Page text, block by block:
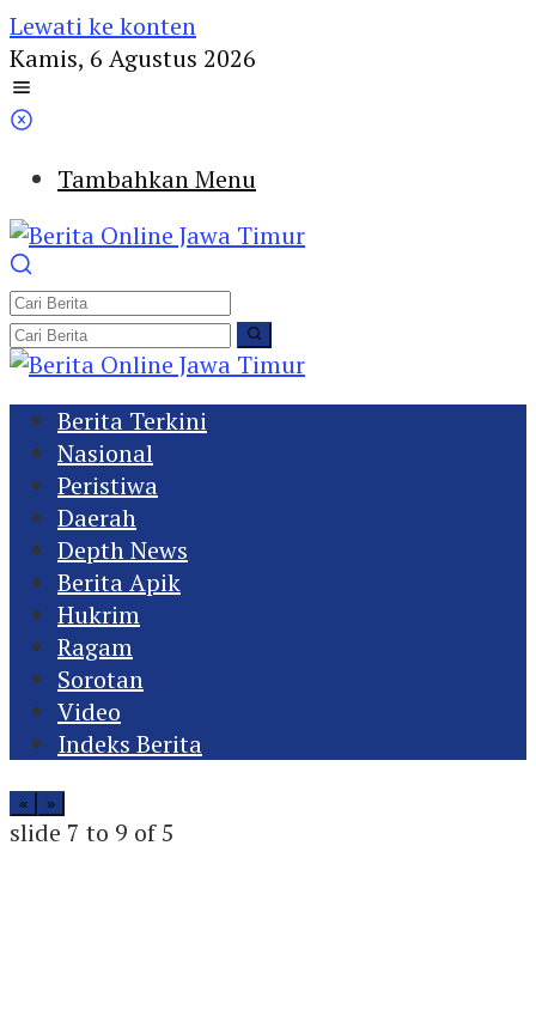
Lewati ke konten
Kamis, 6 Agustus 2026
Tambahkan Menu
Berita Terkini
Nasional
Peristiwa
Daerah
Depth News
Berita Apik
Hukrim
Ragam
Sorotan
Video
Indeks Berita
« »
slide 7 to 9 of 5